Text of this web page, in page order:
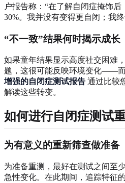
户报告称：“在了解自闭症掩饰
30%。我并没有变得更自闭；我
“不一致”结果何时揭示成长
如果童年结果显示高度社交困难
题，这很可能反映环境变化——
增强的自闭症测试报告 通过比较
解读这些转变。
如何进行自闭症测试
为有意义的重新筛查做准备
为准备重测，最好在测试之间至
急性变化。在此期间，追踪特征